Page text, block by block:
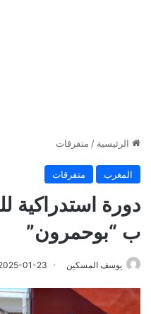
الرئيسية / متفرقات
المغرب متفرقات
دورة استدراكية
ب “بوحمرون”
يوسف المسكين 01-23